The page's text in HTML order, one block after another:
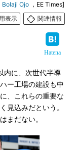
Bolaji Ojo ，EE Times]
表示
関連情報
Hatena
内に、次世代半導
ー工場の建設も中
、これらの重要な
見込みだという。
まだない。